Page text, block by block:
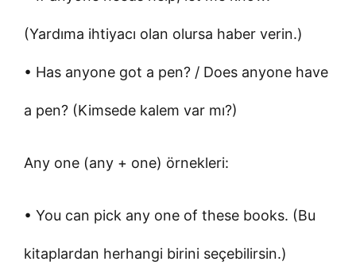
(Yardıma ihtiyacı olan olursa haber verin.)
• Has anyone got a pen? / Does anyone have
a pen? (Kimsede kalem var mı?)
Any one (any + one) örnekleri:
• You can pick any one of these books. (Bu
kitaplardan herhangi birini seçebilirsin.)